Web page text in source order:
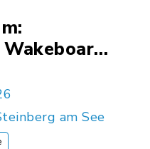
2026
am See